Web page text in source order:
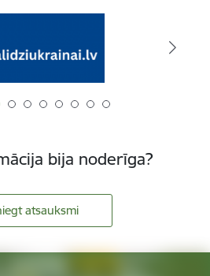
bija noderīga?
atsauksmi